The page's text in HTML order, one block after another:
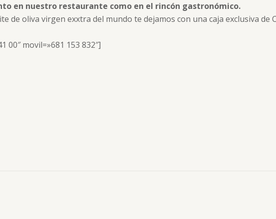
en nuestro restaurante como en el rincón gastronómico.
de oliva virgen exxtra del mundo te dejamos con una caja exclusiva de
00″ movil=»681 153 832″]